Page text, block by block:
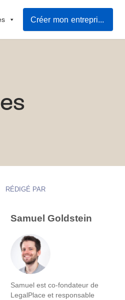
Créer mon entreprise rapidement
RÉDIGÉ PAR
Samuel Goldstein
Samuel est co-fondateur de
LegalPlace et responsable